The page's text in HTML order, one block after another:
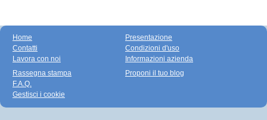
Home
Contatti
Lavora con noi
Presentazione
Condizioni d'uso
Informazioni azienda
Rassegna stampa
F.A.Q.
Gestisci i cookie
Proponi il tuo blog